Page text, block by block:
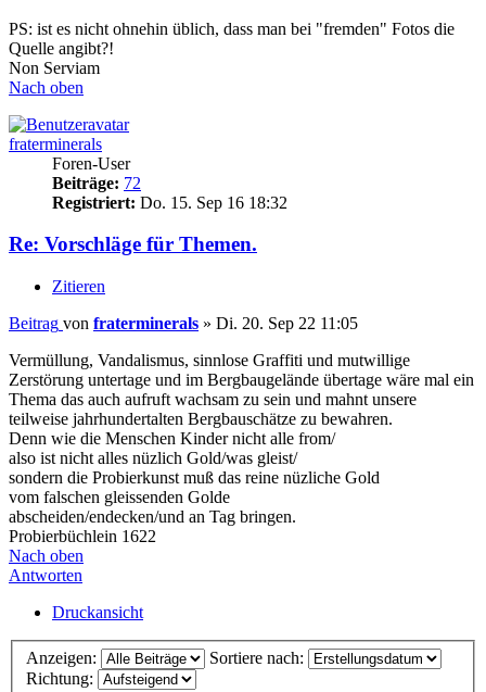
PS: ist es nicht ohnehin üblich, dass man bei "fremden" Fotos die
Quelle angibt?!
Non Serviam
Nach oben
fraterminerals
Foren-User
Beiträge: 72
Registriert: Do. 15. Sep 16 18:32
Re: Vorschläge für Themen.
Zitieren
Beitrag von fraterminerals » Di. 20. Sep 22 11:05
Vermüllung, Vandalismus, sinnlose Graffiti und mutwillige
Zerstörung untertage und im Bergbaugelände übertage wäre mal ein
Thema das auch aufruft wachsam zu sein und mahnt unsere
teilweise jahrhundertalten Bergbauschätze zu bewahren.
Denn wie die Menschen Kinder nicht alle from/
also ist nicht alles nüzlich Gold/was gleist/
sondern die Probierkunst muß das reine nüzliche Gold
vom falschen gleissenden Golde
abscheiden/endecken/und an Tag bringen.
Probierbüchlein 1622
Nach oben
Antworten
Druckansicht
Anzeigen:
Sortiere nach:
Richtung: